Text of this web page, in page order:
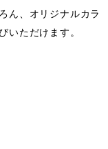
ん、オリジナルカラ
いただけます。